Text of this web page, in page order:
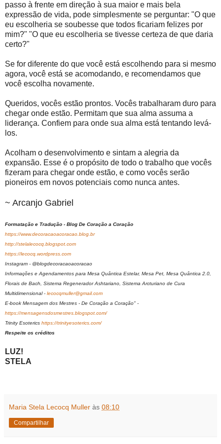
passo à frente em direção à sua maior e mais bela
expressão de vida, pode simplesmente se perguntar: "O que
eu escolheria se soubesse que todos ficariam felizes por
mim?" "O ​​que eu escolheria se tivesse certeza de que daria
certo?"
Se for diferente do que você está escolhendo para si mesmo
agora, você está se acomodando, e recomendamos que
você escolha novamente.
Queridos, vocês estão prontos. Vocês trabalharam duro para
chegar onde estão. Permitam que sua alma assuma a
liderança. Confiem para onde sua alma está tentando levá-
los.
Acolham o desenvolvimento e sintam a alegria da
expansão. Esse é o propósito de todo o trabalho que vocês
fizeram para chegar onde estão, e como vocês serão
pioneiros em novos potenciais como nunca antes.
~ Arcanjo Gabriel
Formatação e Tradução - Blog De Coração a Coração
https://www.decoracaoacoracao.blog.br
http://stelalecocq.blogspot.com
https://lecocq.wordpress.com
Instagram - @blogdecoracaoacoracao
Informações e Agendamentos para Mesa Quântica Estelar, Mesa Pet, Mesa Quântica 2.0,
Florais de Bach, Sistema Regenerador Ashtariano, Sistema Arcturiano de Cura
Multidimensional - lecocqmuller@gmail.com
E-book Mensagem dos Mestres - De Coração a Coração" -
https://mensagensdosmestres.blogspot.com/
Trinity Esoterics https://trinityesoterics.com/
Respeite os créditos
LUZ!
STELA
Maria Stela Lecocq Muller às 08:10
Compartilhar